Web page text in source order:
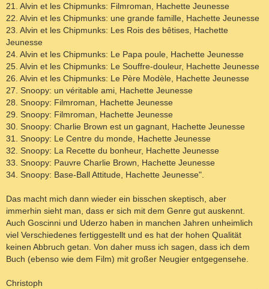
21. Alvin et les Chipmunks: Filmroman, Hachette Jeunesse
22. Alvin et les Chipmunks: une grande famille, Hachette Jeunesse
23. Alvin et les Chipmunks: Les Rois des bêtises, Hachette
Jeunesse
24. Alvin et les Chipmunks: Le Papa poule, Hachette Jeunesse
25. Alvin et les Chipmunks: Le Souffre-douleur, Hachette Jeunesse
26. Alvin et les Chipmunks: Le Père Modèle, Hachette Jeunesse
27. Snoopy: un véritable ami, Hachette Jeunesse
28. Snoopy: Filmroman, Hachette Jeunesse
29. Snoopy: Filmroman, Hachette Jeunesse
30. Snoopy: Charlie Brown est un gagnant, Hachette Jeunesse
31. Snoopy: Le Centre du monde, Hachette Jeunesse
32. Snoopy: La Recette du bonheur, Hachette Jeunesse
33. Snoopy: Pauvre Charlie Brown, Hachette Jeunesse
34. Snoopy: Base-Ball Attitude, Hachette Jeunesse".
Das macht mich dann wieder ein bisschen skeptisch, aber
immerhin sieht man, dass er sich mit dem Genre gut auskennt.
Auch Goscinni und Uderzo haben in manchen Jahren unheimlich
viel Verschiedenes fertiggestellt und es hat der hohen Qualität
keinen Abbruch getan. Von daher muss ich sagen, dass ich dem
Buch (ebenso wie dem Film) mit großer Neugier entgegensehe.
Christoph